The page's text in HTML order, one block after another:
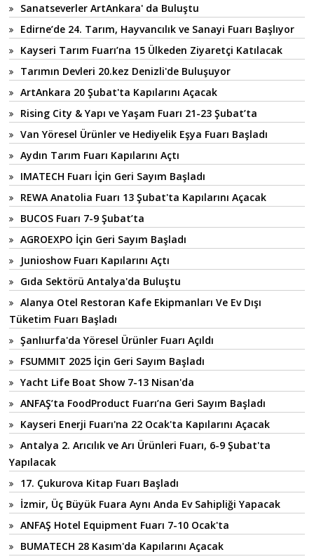
Sanatseverler ArtAnkara' da Buluştu
Edirne’de 24. Tarım, Hayvancılık ve Sanayi Fuarı Başlıyor
Kayseri Tarım Fuarı’na 15 Ülkeden Ziyaretçi Katılacak
Tarımın Devleri 20.kez Denizli'de Buluşuyor
ArtAnkara 20 Şubat'ta Kapılarını Açacak
Rising City & Yapı ve Yaşam Fuarı 21-23 Şubat’ta
Van Yöresel Ürünler ve Hediyelik Eşya Fuarı Başladı
Aydın Tarım Fuarı Kapılarını Açtı
IMATECH Fuarı İçin Geri Sayım Başladı
REWA Anatolia Fuarı 13 Şubat'ta Kapılarını Açacak
BUCOS Fuarı 7-9 Şubat’ta
AGROEXPO İçin Geri Sayım Başladı
Junioshow Fuarı Kapılarını Açtı
Gıda Sektörü Antalya'da Buluştu
Alanya Otel Restoran Kafe Ekipmanları Ve Ev Dışı
Tüketim Fuarı Başladı
Şanlıurfa'da Yöresel Ürünler Fuarı Açıldı
FSUMMIT 2025 İçin Geri Sayım Başladı
Yacht Life Boat Show 7-13 Nisan'da
ANFAŞ’ta FoodProduct Fuarı’na Geri Sayım Başladı
Kayseri Enerji Fuarı'na 22 Ocak'ta Kapılarını Açacak
Antalya 2. Arıcılık ve Arı Ürünleri Fuarı, 6-9 Şubat'ta
Yapılacak
17. Çukurova Kitap Fuarı Başladı
İzmir, Üç Büyük Fuara Aynı Anda Ev Sahipliği Yapacak
ANFAŞ Hotel Equipment Fuarı 7-10 Ocak'ta
BUMATECH 28 Kasım'da Kapılarını Açacak